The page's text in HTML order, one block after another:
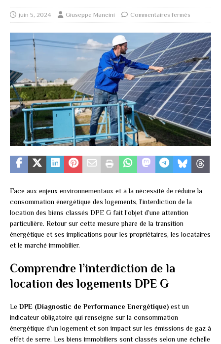
juin 5, 2024 Giuseppe Mancini Commentaires fermés
Face aux enjeux environnementaux et à la nécessité de réduire la
consommation énergétique des logements, l’interdiction de la
location des biens classés DPE G fait l’objet d’une attention
particulière. Retour sur cette mesure phare de la transition
énergétique et ses implications pour les propriétaires, les locataires
et le marché immobilier.
Comprendre l’interdiction de la
location des logements DPE G
Le DPE (Diagnostic de Performance Energétique) est un
indicateur obligatoire qui renseigne sur la consommation
énergétique d’un logement et son impact sur les émissions de gaz à
effet de serre. Les biens immobiliers sont classés selon une échelle